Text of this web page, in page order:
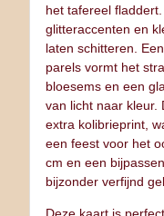
het tafereel
glitteraccenten en
laten schitteren.
parels vormt het
bloesems en een
van licht naar kleur.
extra kolibrieprint,
een feest voor het
cm en een
bijzonder verfijnd